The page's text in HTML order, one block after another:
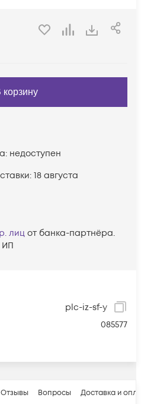
plc-iz-sf-y
085577
корзину
недоступен
18 августа
лиц от банка-партнёра.
ИП
Отзывы Вопросы Доставка и